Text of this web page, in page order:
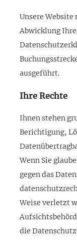
Unsere
Abwicklung
ausgeführt.
Ihre Rechte
Ihnen stehen
Berichtigung,
Wenn Sie
gegen das
Weise verletzt
die